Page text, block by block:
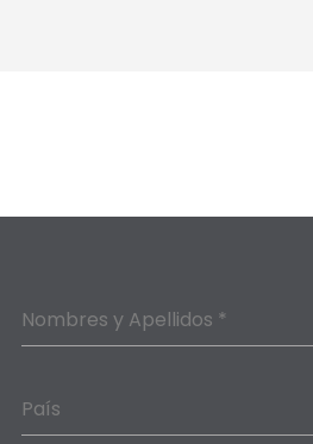
Nombres y Apellidos *
País